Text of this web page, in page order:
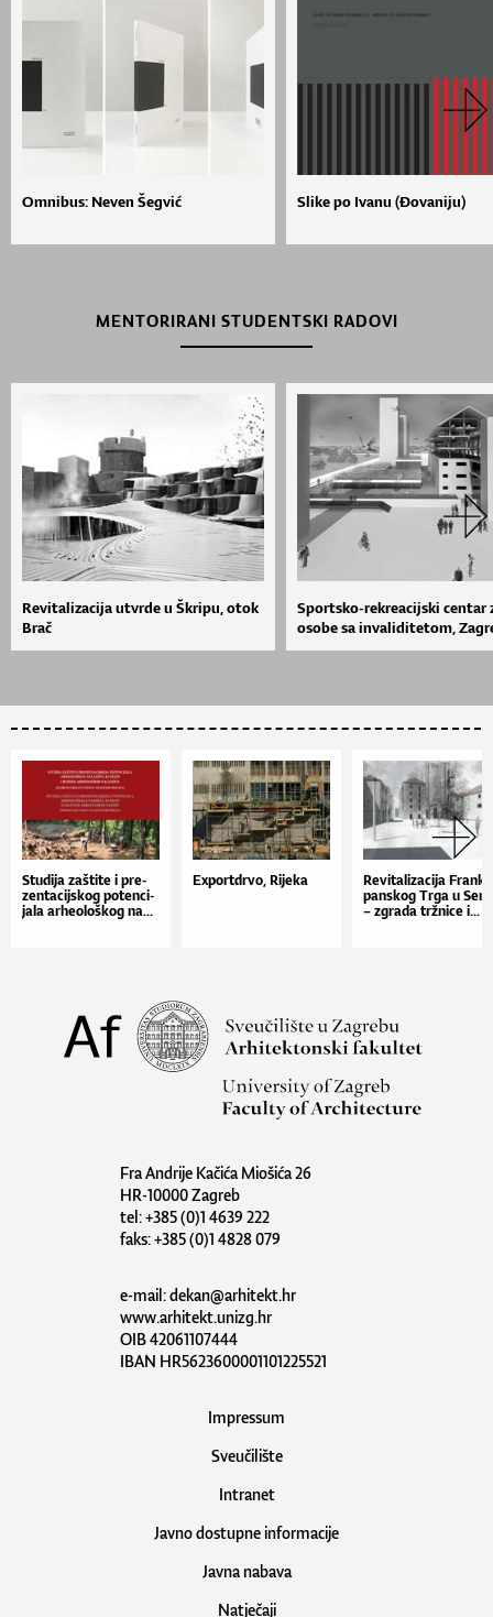
Omnibus: Neven Šegvić Slike po Ivanu (Đovaniju)
MENTORIRANI STUDENTSKI RADOVI
Revitalizacija utvrde u Škripu, otok
Brač
Sportsko-rekreacijski centar
osobe sa invaliditetom,
Stu­di­ja zaš­ti­te i pre­
zen­ta­cij­skog po­ten­ci­
ja­la ar­he­o­loš­kog na...
Exportdrvo, Rijeka
Re­vi­ta­li­za­ci­ja
pan­skog Tr­ga u
– zgra­da tr­žni­ce i...
Fra Andrije Kačića Miošića 26
HR-10000 Zagreb
tel: +385 (0)1 4639 222
faks: +385 (0)1 4828 079
e-mail:dekan@arhitekt.hr
www.arhitekt.unizg.hr
OIB 42061107444
IBAN HR5623600001101225521
Impressum
Sveučilište
Intranet
Javno dostupne informacije
Javna nabava
Natječaji